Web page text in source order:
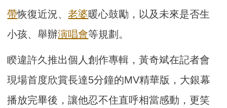
帶恢復近況、老婆暖心鼓勵，以及未來是否生
小孩、舉辦演唱會等規劃。
睽違許久推出個人創作專輯，黃奇斌在記者會
現場首度欣賞長達5分鐘的MV精華版，大銀幕
播放完畢後，讓他忍不住直呼相當感動，更笑